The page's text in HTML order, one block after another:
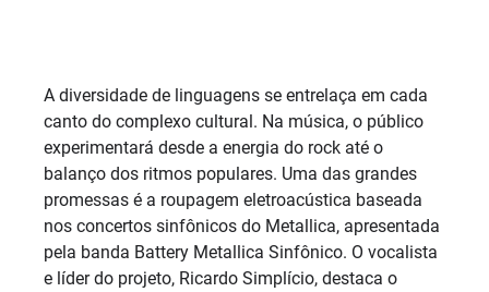
A diversidade de linguagens se entrelaça em cada
canto do complexo cultural. Na música, o público
experimentará desde a energia do rock até o
balanço dos ritmos populares. Uma das grandes
promessas é a roupagem eletroacústica baseada
nos concertos sinfônicos do Metallica, apresentada
pela banda Battery Metallica Sinfônico. O vocalista
e líder do projeto, Ricardo Simplício, destaca o